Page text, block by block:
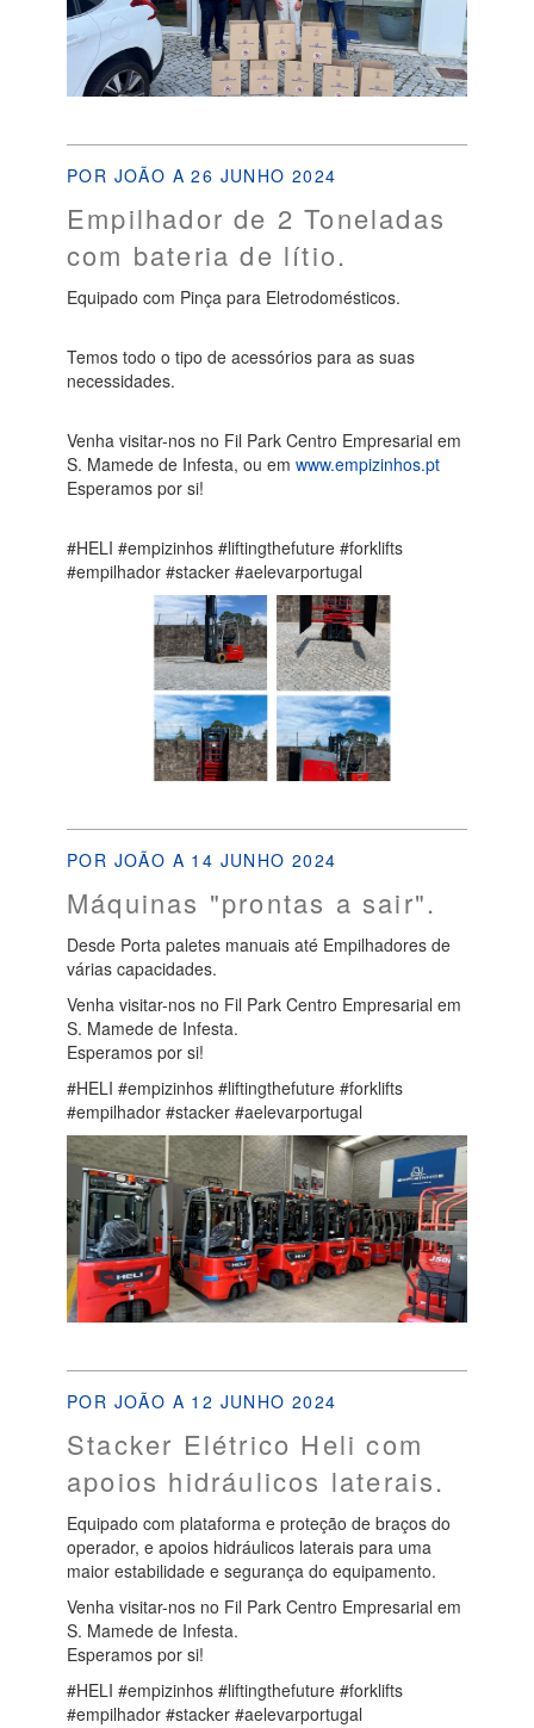
POR JOÃO A 26 JUNHO 2024
Empilhador de 2 Toneladas
com bateria de lítio.
Equipado com Pinça para Eletrodomésticos.
Temos todo o tipo de acessórios para as suas
necessidades.
Venha visitar-nos no Fil Park Centro Empresarial em
S. Mamede de Infesta, ou em www.empizinhos.pt
Esperamos por si!
#HELI #empizinhos #liftingthefuture #forklifts
#empilhador #stacker #aelevarportugal
POR JOÃO A 14 JUNHO 2024
Máquinas "prontas a sair".
Desde Porta paletes manuais até Empilhadores de
várias capacidades.
Venha visitar-nos no Fil Park Centro Empresarial em
S. Mamede de Infesta.
Esperamos por si!
#HELI #empizinhos #liftingthefuture #forklifts
#empilhador #stacker #aelevarportugal
POR JOÃO A 12 JUNHO 2024
Stacker Elétrico Heli com
apoios hidráulicos laterais.
Equipado com plataforma e proteção de braços do
operador, e apoios hidráulicos laterais para uma
maior estabilidade e segurança do equipamento.
Venha visitar-nos no Fil Park Centro Empresarial em
S. Mamede de Infesta.
Esperamos por si!
#HELI #empizinhos #liftingthefuture #forklifts
#empilhador #stacker #aelevarportugal